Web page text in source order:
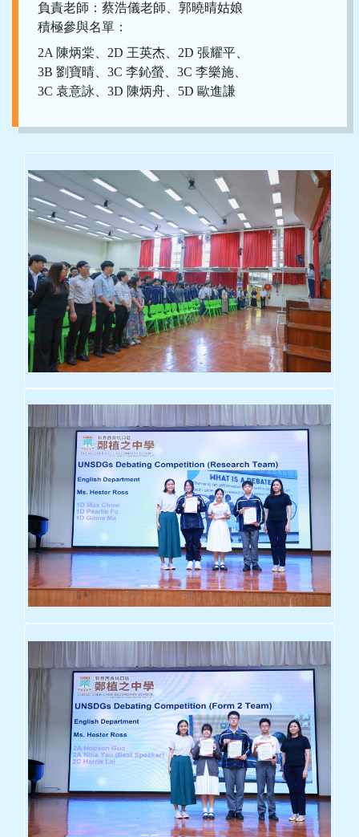
負責老師：蔡浩儀老師、郭曉晴姑娘
積極參與名單：
2A 陳炳棠、2D 王英杰、2D 張耀平、
3B 劉寶晴、3C 李鈊螢、3C 李樂施、
3C 袁意詠、3D 陳炳舟、5D 歐進謙